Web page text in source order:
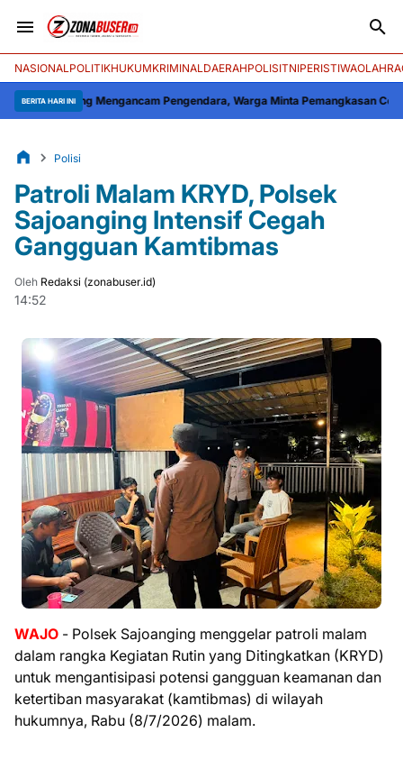
NASIONALPOLITIKHUKUMKRIMINALDAERAHPOLISITNIPERISTIWA
BERITA HARI INI
Mengancam Pengendara, Warga Minta Pemangkasan CepatKapolres
Polisi
Patroli Malam KRYD, Polsek
Sajoanging Intensif Cegah
Gangguan Kamtibmas
Oleh Redaksi (zonabuser.id)
14:52
WAJO - Polsek Sajoanging menggelar patroli malam
dalam rangka Kegiatan Rutin yang Ditingkatkan (KRYD)
untuk mengantisipasi potensi gangguan keamanan dan
ketertiban masyarakat (kamtibmas) di wilayah
hukumnya, Rabu (8/7/2026) malam.